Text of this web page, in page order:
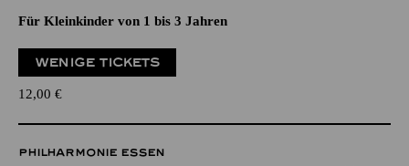
Für Kleinkinder von 1 bis 3 Jahren
WENIGE TICKETS
12,00 €
PHILHARMONIE ESSEN